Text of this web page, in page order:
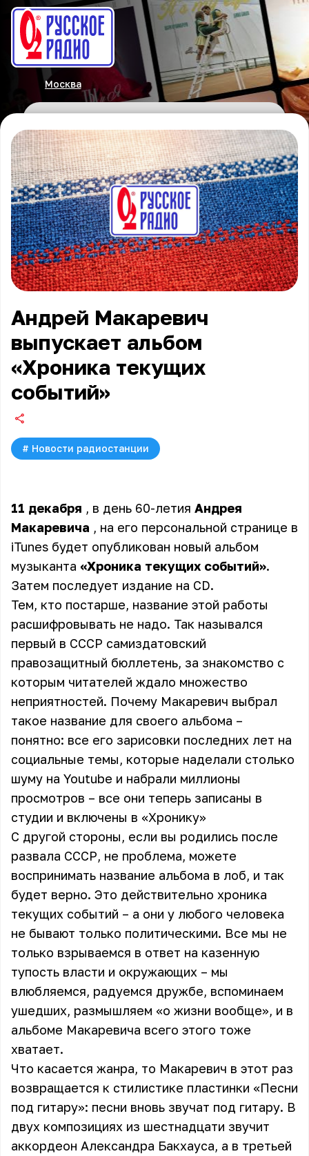
Москва
Андрей Макаревич
выпускает альбом
«Хроника текущих
событий»
# Новости радиостанции
11 декабря , в день 60-летия Андрея
Макаревича , на его персональной странице в
iTunes будет опубликован новый альбом
музыканта «Хроника текущих событий».
Затем последует издание на CD.
Тем, кто постарше, название этой работы
расшифровывать не надо. Так назывался
первый в СССР самиздатовский
правозащитный бюллетень, за знакомство с
которым читателей ждало множество
неприятностей. Почему Макаревич выбрал
такое название для своего альбома –
понятно: все его зарисовки последних лет на
социальные темы, которые наделали столько
шуму на Youtube и набрали миллионы
просмотров – все они теперь записаны в
студии и включены в «Хронику»
С другой стороны, если вы родились после
развала СССР, не проблема, можете
воспринимать название альбома в лоб, и так
будет верно. Это действительно хроника
текущих событий – а они у любого человека
не бывают только политическими. Все мы не
только взрываемся в ответ на казенную
тупость власти и окружающих – мы
влюбляемся, радуемся дружбе, вспоминаем
ушедших, размышляем «о жизни вообще», и в
альбоме Макаревича всего этого тоже
хватает.
Что касается жанра, то Макаревич в этот раз
возвращается к стилистике пластинки «Песни
под гитару»: песни вновь звучат под гитару. В
двух композициях из шестнадцати звучит
аккордеон Александра Бакхауса, а в третьей